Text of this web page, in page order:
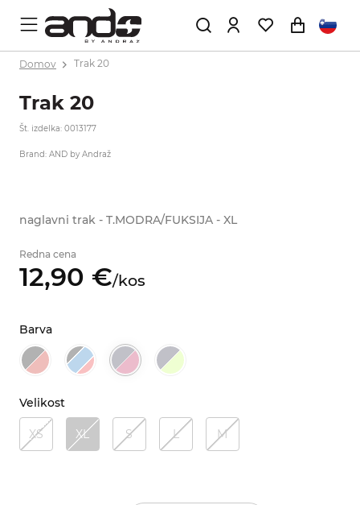
Domov Trak 20
Trak 20
Št. izdelka: 0013177
Brand: AND by Andraž
naglavni trak - T.MODRA/FUKSIJA - XL
Redna cena
12,90 €/kos
Barva
Velikost
XS XL S L M